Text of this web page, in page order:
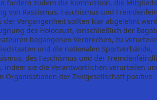
fordern zudem die Kommission, die
von Rassismus, Faschismus und
Vergangenheit sollten klar abgelehnt
des Holocaust, einschließlich der
begangenen Verbrechen, zu
und die nationalen Sportverbände,
des Faschismus und der
sie die Verantwortlichen verurteilen
Organisationen der Zivilgesellschaft positive